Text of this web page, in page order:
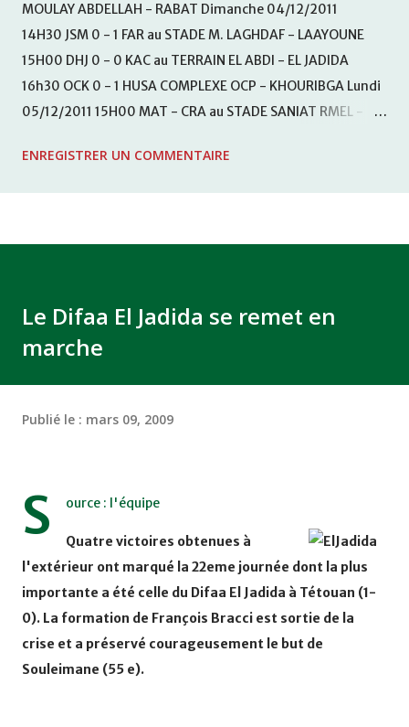
MOULAY ABDELLAH - RABAT Dimanche 04/12/2011
14H30 JSM 0 - 1 FAR au STADE M. LAGHDAF - LAAYOUNE
15H00 DHJ 0 - 0 KAC au TERRAIN EL ABDI - EL JADIDA
16h30 OCK 0 - 1 HUSA COMPLEXE OCP - KHOURIBGA Lundi
05/12/2011 15H00 MAT - CRA au STADE SANIAT RMEL -
KHEMISET Mardi 06/12/2011 15H00 WAF - OCS au
ENREGISTRER UN COMMENTAIRE
Le Difaa El Jadida se remet en
marche
Publié le : mars 09, 2009
S ource : l'équipe
Quatre victoires obtenues à
l'extérieur ont marqué la 22eme journée dont la plus
importante a été celle du Difaa El Jadida à Tétouan (1-
0). La formation de François Bracci est sortie de la
crise et a préservé courageusement le but de
Souleimane (55 e).